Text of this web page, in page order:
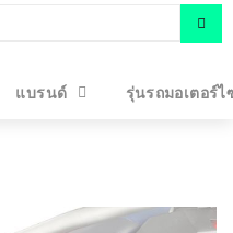
แบรนด์ รุ่นรถมอเตอร์ไ